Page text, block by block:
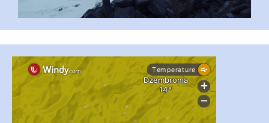
...
pimrec_project